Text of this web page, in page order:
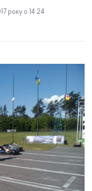
року о 14:24